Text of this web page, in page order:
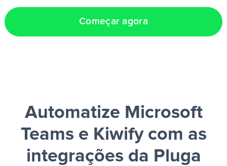
Começar agora
Automatize Microsoft
Teams e Kiwifycom as
integrações da Pluga